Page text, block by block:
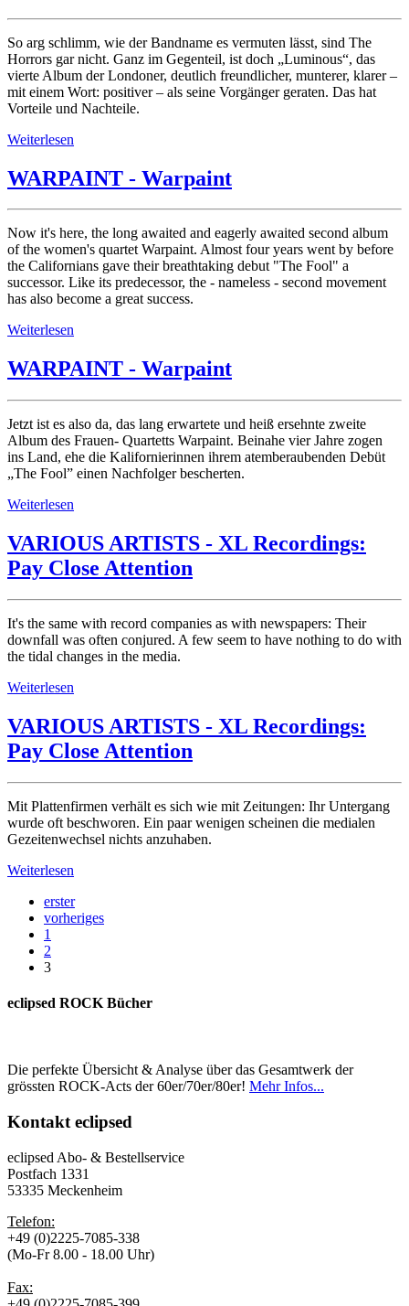
So arg schlimm, wie der Bandname es vermuten lässt, sind The
Horrors gar nicht. Ganz im Gegenteil, ist doch „Luminous“, das
vierte Album der Londoner, deutlich freundlicher, munterer, klarer –
mit einem Wort: positiver – als seine Vorgänger geraten. Das hat
Vorteile und Nachteile.
Weiterlesen
WARPAINT - Warpaint
Now it's here, the long awaited and eagerly awaited second album
of the women's quartet Warpaint. Almost four years went by before
the Californians gave their breathtaking debut "The Fool" a
successor. Like its predecessor, the - nameless - second movement
has also become a great success.
Weiterlesen
WARPAINT - Warpaint
Jetzt ist es also da, das lang erwartete und heiß ersehnte zweite
Album des Frauen- Quartetts Warpaint. Beinahe vier Jahre zogen
ins Land, ehe die Kalifornierinnen ihrem atemberaubenden Debüt
„The Fool” einen Nachfolger bescherten.
Weiterlesen
VARIOUS ARTISTS - XL Recordings:
Pay Close Attention
It's the same with record companies as with newspapers: Their
downfall was often conjured. A few seem to have nothing to do with
the tidal changes in the media.
Weiterlesen
VARIOUS ARTISTS - XL Recordings:
Pay Close Attention
Mit Plattenfirmen verhält es sich wie mit Zeitungen: Ihr Untergang
wurde oft beschworen. Ein paar wenigen scheinen die medialen
Gezeitenwechsel nichts anzuhaben.
Weiterlesen
erster
vorheriges
1
2
3
eclipsed ROCK Bücher
Die perfekte Übersicht & Analyse über das Gesamtwerk der
grössten ROCK-Acts der 60er/70er/80er! Mehr Infos...
Kontakt eclipsed
eclipsed Abo- & Bestellservice
Postfach 1331
53335 Meckenheim
Telefon:
+49 (0)2225-7085-338
(Mo-Fr 8.00 - 18.00 Uhr)
Fax: